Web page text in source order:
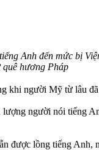
Anh đến mức bị
quê hương Pháp
khi người Mỹ từ lâu
người nói tiếng
được lồng tiếng Anh,